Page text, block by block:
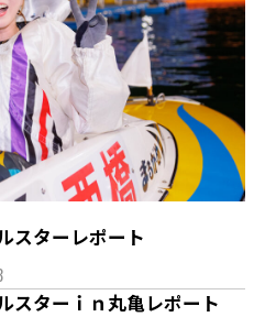
スターレポート
スターｉｎ丸亀レポート